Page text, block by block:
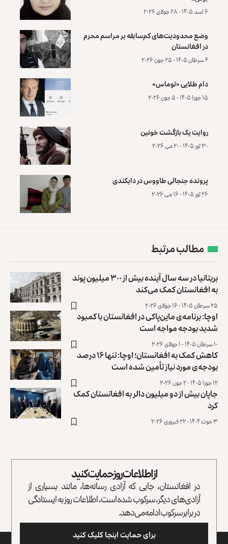
۶ اسد ۱۴۰۵ - ۲۸ جولای ۲۰۲۶
وضع محدودیت‌های کم‌سابقه بر مراسم محرم
در افغانستان
۴ سرطان ۱۴۰۵ - ۲۵ جون ۲۰۲۶
دام طلایی «توماس»
۱۵ جوزا ۱۴۰۵ - ۵ جون ۲۰۲۶
روایت یک بازگشت خونین
۳۰ ثور ۱۴۰۵ - ۲۰ می ۲۰۲۶
پرونده‌ جنجالی طاووس در دایکندی
۲۶ ثور ۱۴۰۵ - ۱۶ می ۲۰۲۶
مطالب مرتبط
بریتانیا در سه سال آینده بیش از ۳۰۰ میلیون پوند
به افغانستان کمک می‌کند
۲۵ سرطان ۱۴۰۵ - ۱۶ جولای ۲۰۲۶
اوچا: برنامه‌ی ماین‌پاکی در افغانستان با کمبود
شدید بودجه مواجه است
۱۰ سرطان ۱۴۰۵ - ۱ جولای ۲۰۲۶
کاهش کمک‌ به افغانستان؛ اوچا: تنها ۱۶ درصد
بودجه‌ی مورد نیاز تأمین شده است
۱۲ جوزا ۱۴۰۵ - ۲ جون ۲۰۲۶
جاپان بیش از دو میلیون دالر به افغانستان کمک
کرد
۳ حوت ۱۴۰۴ - ۲۲ فبروری ۲۰۲۶
از اطلاعات روز حمایت کنید
در افغانستان، جایی که آزادی رسانه‌ها، مانند بسیاری از
آزادی‌های دیگر، سرکوب شده است، اطلاعات روز به ایستادگی
در برابر سرکوب ادامه می‌دهد.
برای حمایت اینجا کلیک کنید